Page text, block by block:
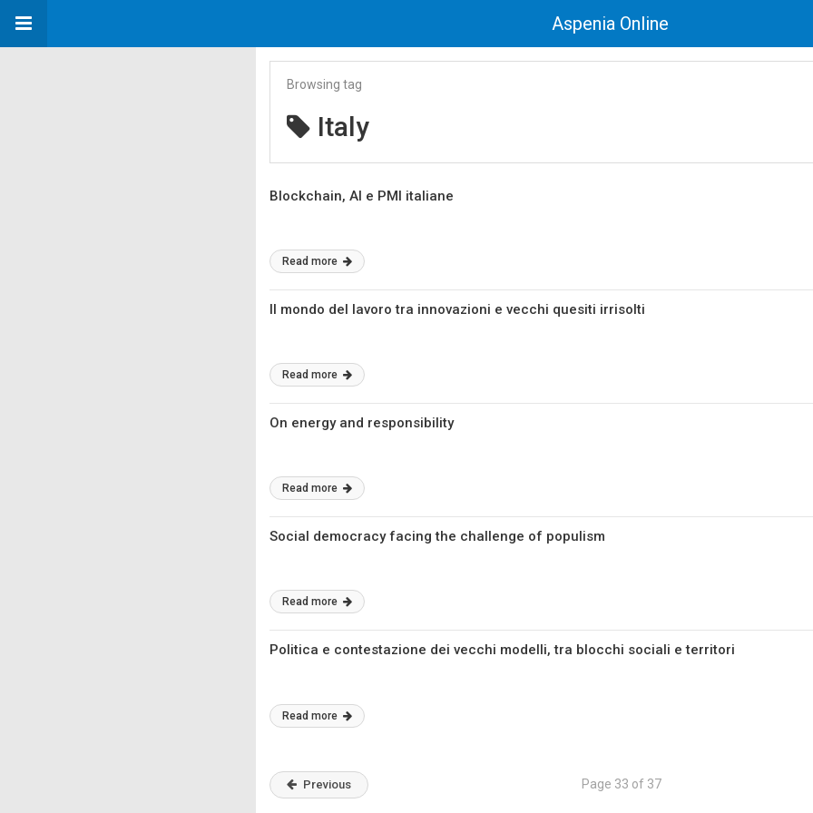
Aspenia Online
Browsing tag
Italy
Blockchain, AI e PMI italiane
Read more
Il mondo del lavoro tra innovazioni e vecchi quesiti irrisolti
Read more
On energy and responsibility
Read more
Social democracy facing the challenge of populism
Read more
Politica e contestazione dei vecchi modelli, tra blocchi sociali e territori
Read more
Previous Page 33 of 37